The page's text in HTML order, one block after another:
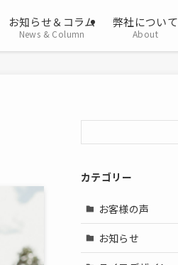
お知らせ＆コラム
News & Column
弊社について
About
カテゴリー
お客様の声
お知らせ